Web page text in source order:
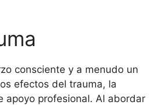
consciente y a menudo un
efectos del trauma, la
apoyo profesional. Al abordar